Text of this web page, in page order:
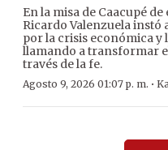
En la misa de Caacupé
Ricardo Valenzuela instó
por la crisis económica y
llamando a transformar
través de la fe.
Agosto 9, 2026 01:07 p. m. ·